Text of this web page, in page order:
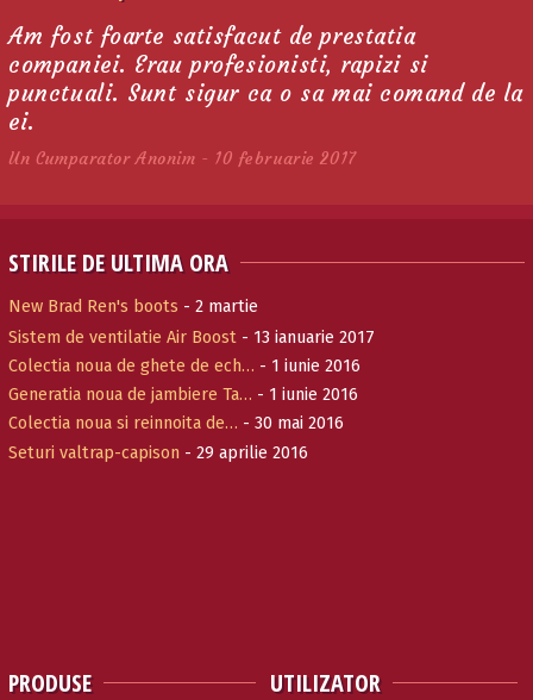
Am fost foarte satisfacut de prestatia
companiei. Erau profesionisti, rapizi si
punctuali. Sunt sigur ca o sa mai comand de la
ei.
Un Cumparator Anonim - 10 februarie 2017
STIRILE DE ULTIMA ORA
New Brad Ren's boots - 2 martie
Sistem de ventilatie Air Boost - 13 ianuarie 2017
Colectia noua de ghete de ech… - 1 iunie 2016
Generatia noua de jambiere Ta… - 1 iunie 2016
Colectia noua si reinnoita de… - 30 mai 2016
Seturi valtrap-capison - 29 aprilie 2016
PRODUSE UTILIZATOR